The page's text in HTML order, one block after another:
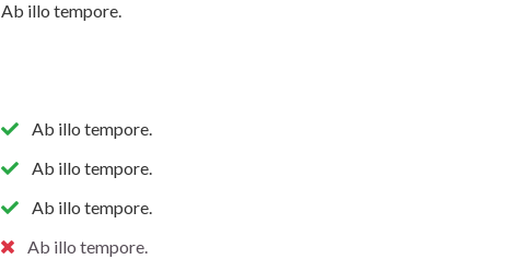
Ab illo tempore.
Ab illo tempore.
Ab illo tempore.
Ab illo tempore.
Ab illo tempore.